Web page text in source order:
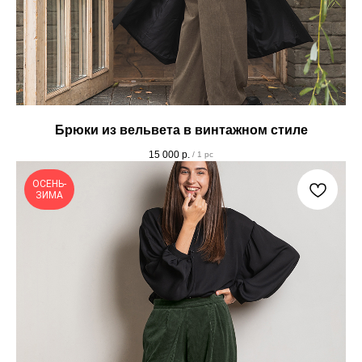
Брюки из вельвета в винтажном стиле
15 000 р. / 1 pc
ОСЕНЬ-
ЗИМА